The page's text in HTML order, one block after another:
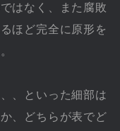
はなく、また腐敗
ほど完全に原形を
、といった細部は
、どちらが表でど